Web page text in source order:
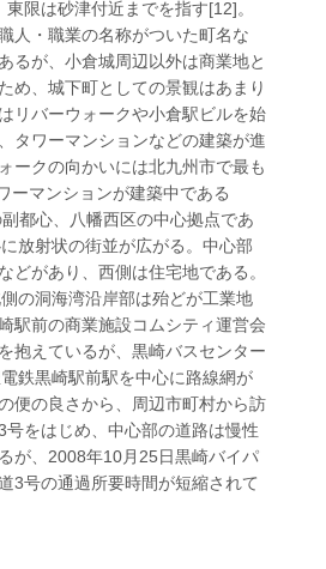
限は砂津付近までを指す[12]。
人・職業の名称がついた町名な
るが、小倉城周辺以外は商業地と
め、城下町としての景観はあまり
リバーウォークや小倉駅ビルを始
タワーマンションなどの建築が進
ークの向かいには北九州市で最も
ーマンションが建築中である
心、八幡西区の中心拠点であ
放射状の街並が広がる。中心部
どがあり、西側は住宅地である。
の洞海湾沿岸部は殆どが工業地
駅前の商業施設コムシティ運営会
抱えているが、黒崎バスセンター
鉄黒崎駅前駅を中心に路線網が
便の良さから、周辺市町村から訪
号をはじめ、中心部の道路は慢性
が、2008年10月25日黒崎バイパ
3号の通過所要時間が短縮されて